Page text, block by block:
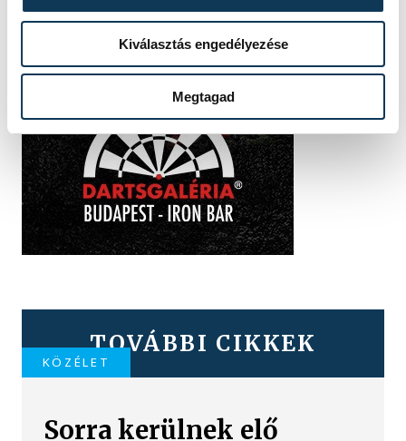
Kiválasztás engedélyezése
Megtagad
TOVÁBBI CIKKEK
KÖZÉLET
Sorra kerülnek elő